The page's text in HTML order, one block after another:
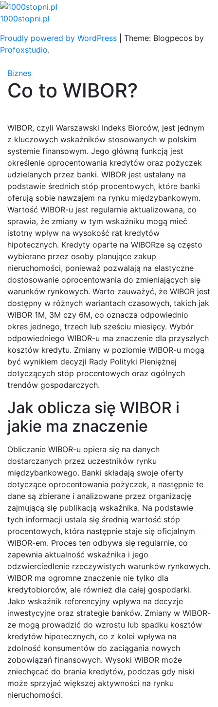
Skip
to
1000stopni.pl
Proudly powered by WordPress
Theme: Blogpecos by
Profoxstudio.
Biznes
Co to WIBOR?
WIBOR, czyli Warszawski Indeks Biorców, jest jednym
z kluczowych wskaźników stosowanych w polskim
systemie finansowym. Jego główną funkcją jest
określenie oprocentowania kredytów oraz pożyczek
udzielanych przez banki. WIBOR jest ustalany na
podstawie średnich stóp procentowych, które banki
oferują sobie nawzajem na rynku międzybankowym.
Wartość WIBOR-u jest regularnie aktualizowana, co
sprawia, że zmiany w tym wskaźniku mogą mieć
istotny wpływ na wysokość rat kredytów
hipotecznych. Kredyty oparte na WIBORze są często
wybierane przez osoby planujące zakup
nieruchomości, ponieważ pozwalają na elastyczne
dostosowanie oprocentowania do zmieniających się
warunków rynkowych. Warto zauważyć, że WIBOR jest
dostępny w różnych wariantach czasowych, takich jak
WIBOR 1M, 3M czy 6M, co oznacza odpowiednio
okres jednego, trzech lub sześciu miesięcy. Wybór
odpowiedniego WIBOR-u ma znaczenie dla przyszłych
kosztów kredytu. Zmiany w poziomie WIBOR-u mogą
być wynikiem decyzji Rady Polityki Pieniężnej
dotyczących stóp procentowych oraz ogólnych
trendów gospodarczych.
Jak oblicza się WIBOR i
jakie ma znaczenie
Obliczanie WIBOR-u opiera się na danych
dostarczanych przez uczestników rynku
międzybankowego. Banki składają swoje oferty
dotyczące oprocentowania pożyczek, a następnie te
dane są zbierane i analizowane przez organizację
zajmującą się publikacją wskaźnika. Na podstawie
tych informacji ustala się średnią wartość stóp
procentowych, która następnie staje się oficjalnym
WIBOR-em. Proces ten odbywa się regularnie, co
zapewnia aktualność wskaźnika i jego
odzwierciedlenie rzeczywistych warunków rynkowych.
WIBOR ma ogromne znaczenie nie tylko dla
kredytobiorców, ale również dla całej gospodarki.
Jako wskaźnik referencyjny wpływa na decyzje
inwestycyjne oraz strategie banków. Zmiany w WIBOR-
ze mogą prowadzić do wzrostu lub spadku kosztów
kredytów hipotecznych, co z kolei wpływa na
zdolność konsumentów do zaciągania nowych
zobowiązań finansowych. Wysoki WIBOR może
zniechęcać do brania kredytów, podczas gdy niski
może sprzyjać większej aktywności na rynku
nieruchomości.